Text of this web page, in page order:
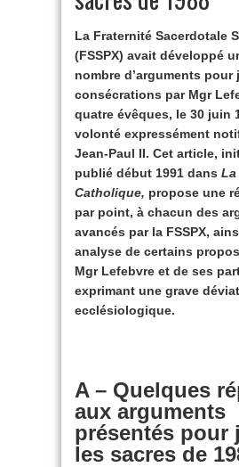
La Fraternité Sacerdotale
(FSSPX) avait développé
nombre d’arguments pour
consécrations par Mgr
quatre évêques, le 30 juin
volonté expressément
Jean-Paul II. Cet article,
publié début 1991 dans La
Catholique, propose une
par point, à chacun des
avancés par la FSSPX,
analyse de certains
Mgr Lefebvre et de ses
exprimant une grave
ecclésiologique.
A – Quelques
aux arguments
présentés pour
les sacres de